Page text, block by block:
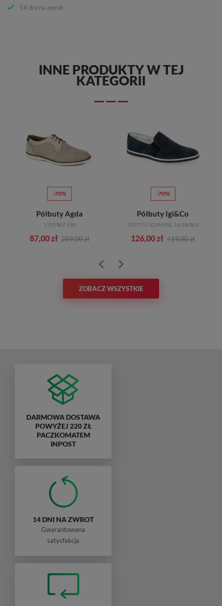
14 dni na zwrot
INNE PRODUKTY W TEJ
KATEGORII
-70%
Półbuty Agda
1155 BEŻ 158
87,00 zł 289,00 zł
-70%
Półbuty Igi&Co
3107511 SCAMOSC.16/18/BLU
126,00 zł 419,00 zł
ZOBACZ WSZYSTKIE
DARMOWA DOSTAWA
POWYŻEJ 220 ZŁ
PACZKOMATEM
INPOST
14 DNI NA ZWROT
Gwarantowana
satysfakcja